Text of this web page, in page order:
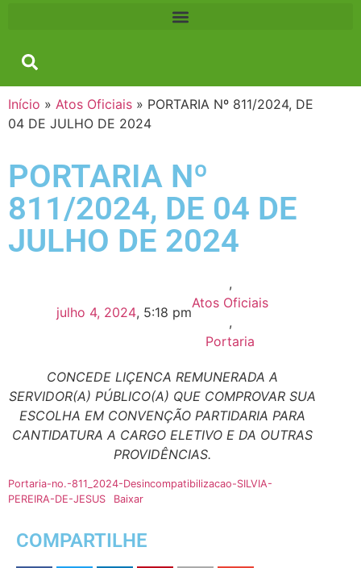
Início » Atos Oficiais » PORTARIA Nº 811/2024, DE
04 DE JULHO DE 2024
PORTARIA Nº
811/2024, DE 04 DE
JULHO DE 2024
julho 4, 2024, 5:18 pm
,
Atos Oficiais
,
Portaria
CONCEDE LIÇENCA REMUNERADA A
SERVIDOR(A) PÚBLICO(A) QUE COMPROVAR SUA
ESCOLHA EM CONVENÇÃO PARTIDARIA PARA
CANTIDATURA A CARGO ELETIVO E DA OUTRAS
PROVIDÊNCIAS.
Portaria-no.-811_2024-Desincompatibilizacao-SILVIA-
PEREIRA-DE-JESUS
Baixar
COMPARTILHE